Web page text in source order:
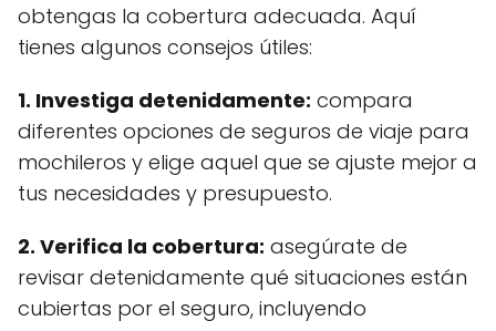
obtengas la cobertura adecuada. Aquí
tienes algunos consejos útiles:
1. Investiga detenidamente: compara
diferentes opciones de seguros de viaje para
mochileros y elige aquel que se ajuste mejor a
tus necesidades y presupuesto.
2. Verifica la cobertura: asegúrate de
revisar detenidamente qué situaciones están
cubiertas por el seguro, incluyendo